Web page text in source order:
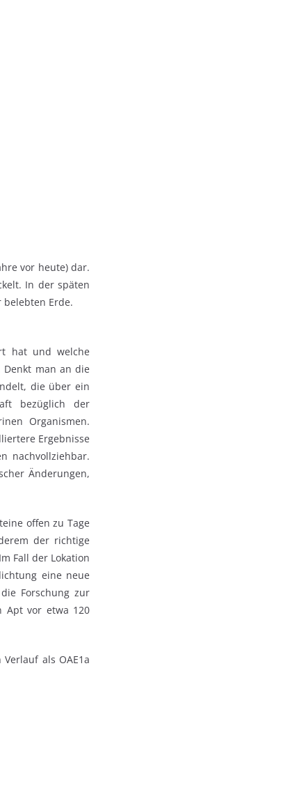
vor heute) dar.
In der späten
belebten Erde.
hat und welche
Denkt man an die
die über ein
bezüglich der
Organismen.
Ergebnisse
nachvollziehbar.
Änderungen,
offen zu Tage
der richtige
Fall der Lokation
eine neue
Forschung zur
Apt vor etwa 120
als OAE1a